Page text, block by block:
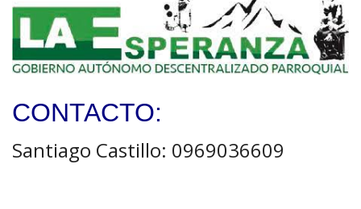
CONTACTO:
Santiago Castillo: 0969036609